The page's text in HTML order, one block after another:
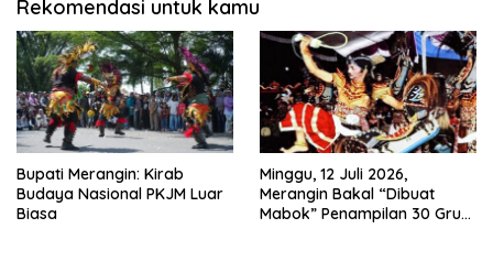
Rekomendasi untuk kamu
Bupati Merangin: Kirab
Budaya Nasional PKJM Luar
Biasa
Minggu, 12 Juli 2026,
Merangin Bakal “Dibuat
Mabok” Penampilan 30 Grup